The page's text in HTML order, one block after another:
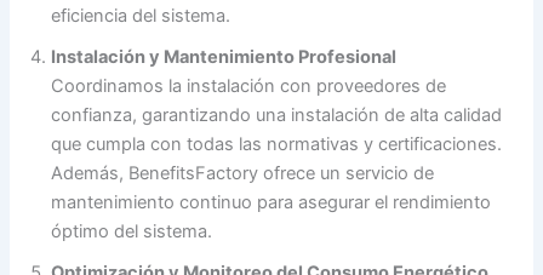
eficiencia del sistema.
Instalación y Mantenimiento Profesional
Coordinamos la instalación con proveedores de
confianza, garantizando una instalación de alta calidad
que cumpla con todas las normativas y certificaciones.
Además, BenefitsFactory ofrece un servicio de
mantenimiento continuo para asegurar el rendimiento
óptimo del sistema.